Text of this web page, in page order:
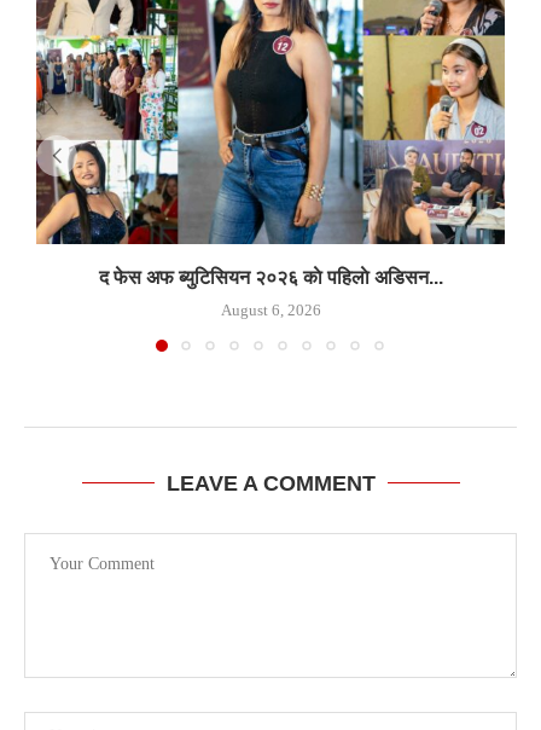
द फेस अफ ब्युटिसियन २०२६ काे पहिलाे अडिसन...
August 6, 2026
LEAVE A COMMENT